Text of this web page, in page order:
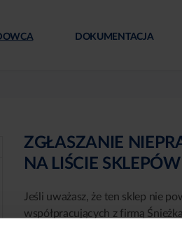
DOKUMENTACJA
ZGŁASZANIE
NA LIŚCIE SKLEPÓW
Jeśli uważasz, że ten sklep nie
współpracujących z firmą